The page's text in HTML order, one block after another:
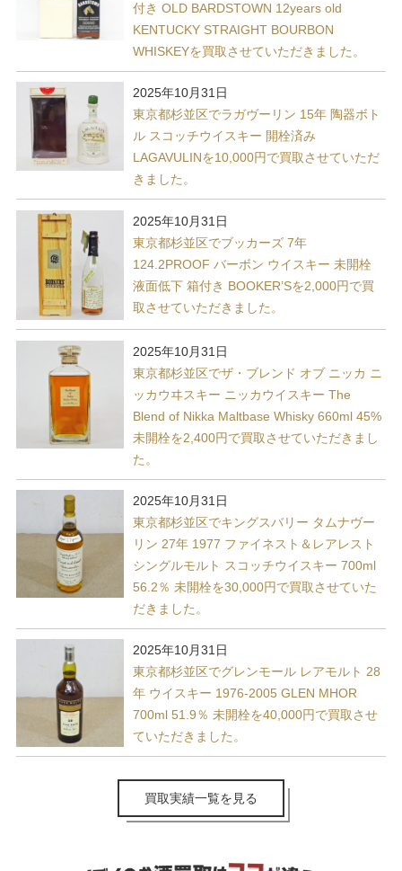
付き OLD BARDSTOWN 12years old
KENTUCKY STRAIGHT BOURBON
WHISKEYを買取させていただきました。
2025年10月31日
東京都杉並区でラガヴーリン 15年 陶器ボト
ル スコッチウイスキー 開栓済み
LAGAVULINを10,000円で買取させていただ
きました。
2025年10月31日
東京都杉並区でブッカーズ 7年
124.2PROOF バーボン ウイスキー 未開栓
液面低下 箱付き BOOKER’Sを2,000円で買
取させていただきました。
2025年10月31日
東京都杉並区でザ・ブレンド オブ ニッカ ニ
ッカウヰスキー ニッカウイスキー The
Blend of Nikka Maltbase Whisky 660ml 45%
未開栓を2,400円で買取させていただきまし
た。
2025年10月31日
東京都杉並区でキングスバリー タムナヴー
リン 27年 1977 ファイネスト＆レアレスト
シングルモルト スコッチウイスキー 700ml
56.2％ 未開栓を30,000円で買取させていた
だきました。
2025年10月31日
東京都杉並区でグレンモール レアモルト 28
年 ウイスキー 1976-2005 GLEN MHOR
700ml 51.9％ 未開栓を40,000円で買取させ
ていただきました。
買取実績一覧を見る